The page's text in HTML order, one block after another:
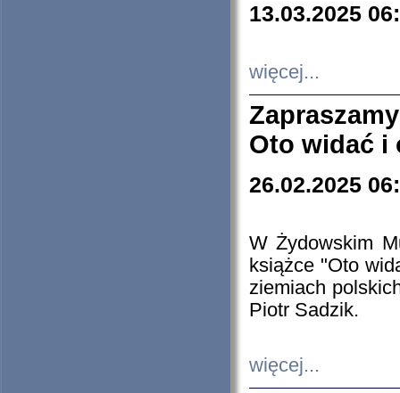
13.03.2025
więcej...
Oto widać i
26.02.2025
W Żydowskim
książce "Oto
ziemiach
Piotr Sadzik.
więcej...